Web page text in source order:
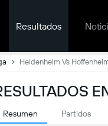
Resultados
Heidenheim Vs
Resumen Partidos